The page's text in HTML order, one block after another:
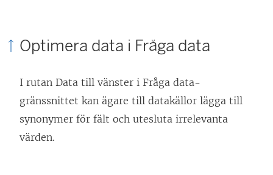
Optimera data i Fråga data
I rutan Data till vänster i Fråga data-
gränssnittet kan ägare till datakällor lägga till
synonymer för fält och utesluta irrelevanta
värden.